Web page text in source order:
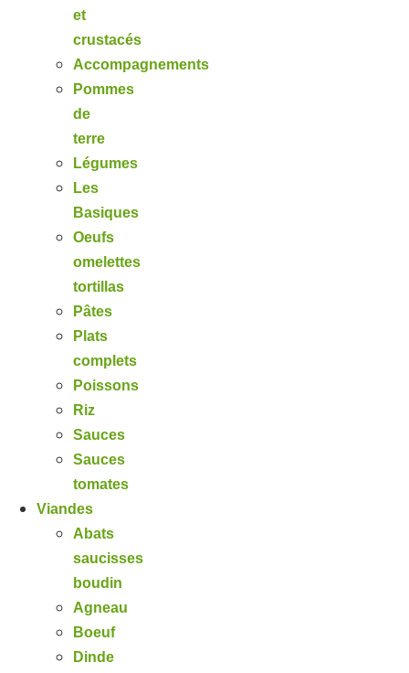
et
crustacés
Accompagnements
Pommes
de
terre
Légumes
Les
Basiques
Oeufs
omelettes
tortillas
Pâtes
Plats
complets
Poissons
Riz
Sauces
Sauces
tomates
Viandes
Abats
saucisses
boudin
Agneau
Boeuf
Dinde